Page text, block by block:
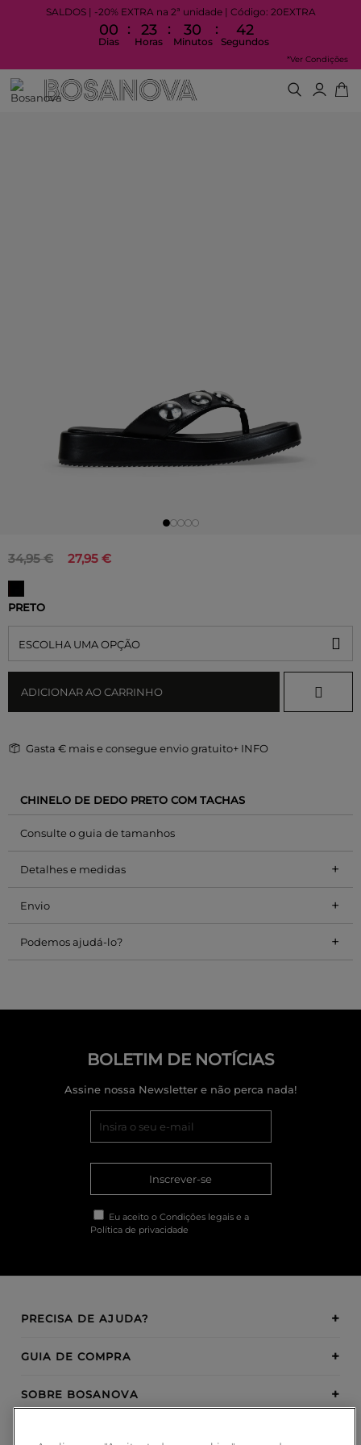
SALDOS | -20% EXTRA na 2ª unidade | Código: 20EXTRA
00
Dias
: 23
Horas
: 30
Minutos
: 42
Segundos
*Ver Condições
27,95 €
34,95 €
PRETO
ESCOLHA UMA OPÇÃO
ADICIONAR AO CARRINHO
Gasta € mais e consegue envio gratuito+ INFO
CHINELO DE DEDO PRETO COM TACHAS
Consulte o guia de tamanhos
Detalhes e medidas +
Envio +
Podemos ajudá-lo? +
BOLETIM DE NOTÍCIAS
Assine nossa Newsletter e não perca nada!
Inscrever-se
Eu aceito o Condições legais e a
Política de privacidade
PRECISA DE AJUDA?
GUIA DE COMPRA
SOBRE BOSANOVA